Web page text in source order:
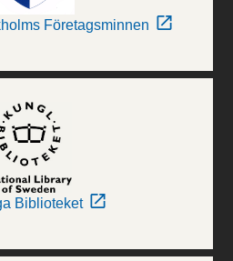
Företagsminnen
Biblioteket